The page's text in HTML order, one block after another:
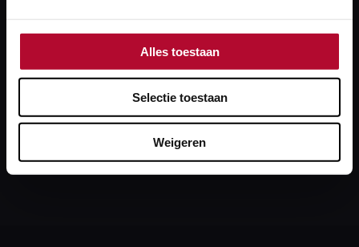
Alles toestaan
Selectie toestaan
Weigeren
Lukt inloggen niet of krijg je een foutmelding?
Bel dan onze collega’s van de Servicedesk: 088‑231
7100. Zij kijken graag met je mee.
Bel Servicedesk ProRail